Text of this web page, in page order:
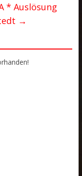
* Auslösung
→